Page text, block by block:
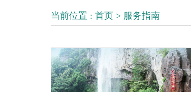
当前位置 : 首页 > 服务指南